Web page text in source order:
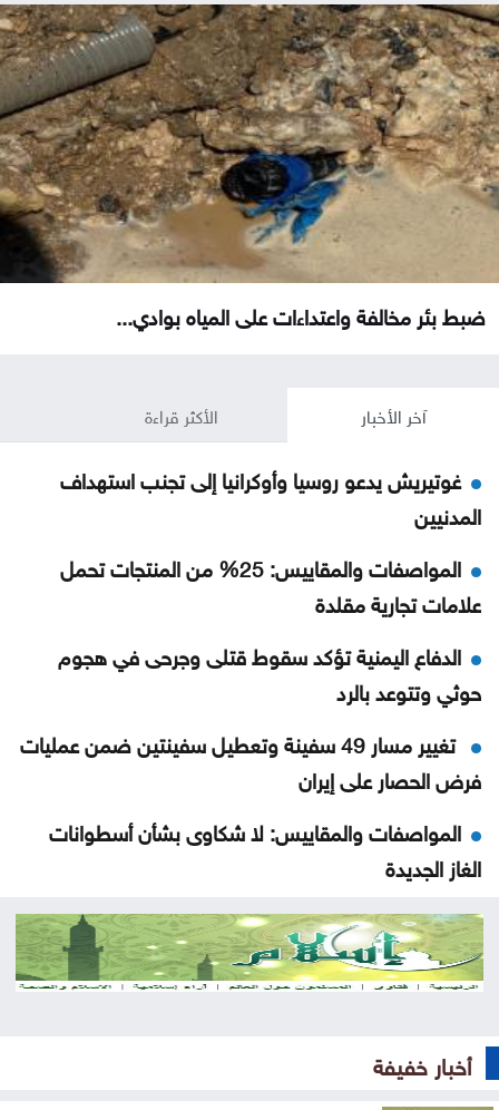
ضبط بئر مخالفة واعتداءات على المياه بوادي...
آخر الأخبار الأكثر قراءة
غوتيريش يدعو روسيا وأوكرانيا إلى تجنب استهداف
المدنيين
المواصفات والمقاييس: 25% من المنتجات تحمل
علامات تجارية مقلدة
الدفاع اليمنية تؤكد سقوط قتلى وجرحى في هجوم
حوثي وتتوعد بالرد
تغيير مسار 49 سفينة وتعطيل سفينتين ضمن عمليات
فرض الحصار على إيران
المواصفات والمقاييس: لا شكاوى بشأن أسطوانات
الغاز الجديدة
المواصفات والمقاييس: لا خلل في محطات المحروقات
أو مادة البنزين
أخبار خفيفة